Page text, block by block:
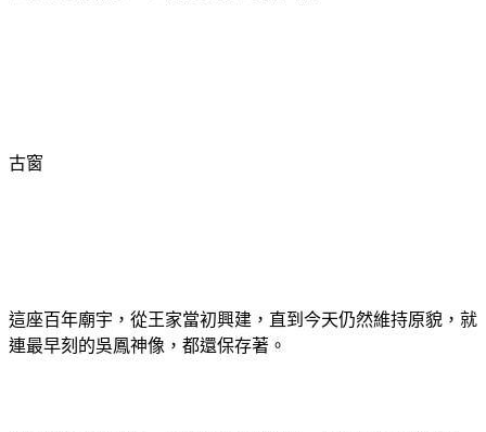
古窗
這座百年廟宇，從王家當初興建，直到今天仍然維持原貌，就
連最早刻的吳鳳神像，都還保存著。